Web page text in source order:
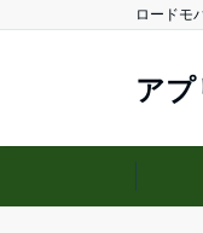
ロードモ
ア